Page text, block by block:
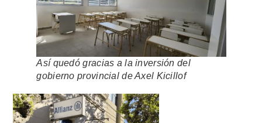
Así quedó gracias a la inversión del
gobierno provincial de Axel Kicillof